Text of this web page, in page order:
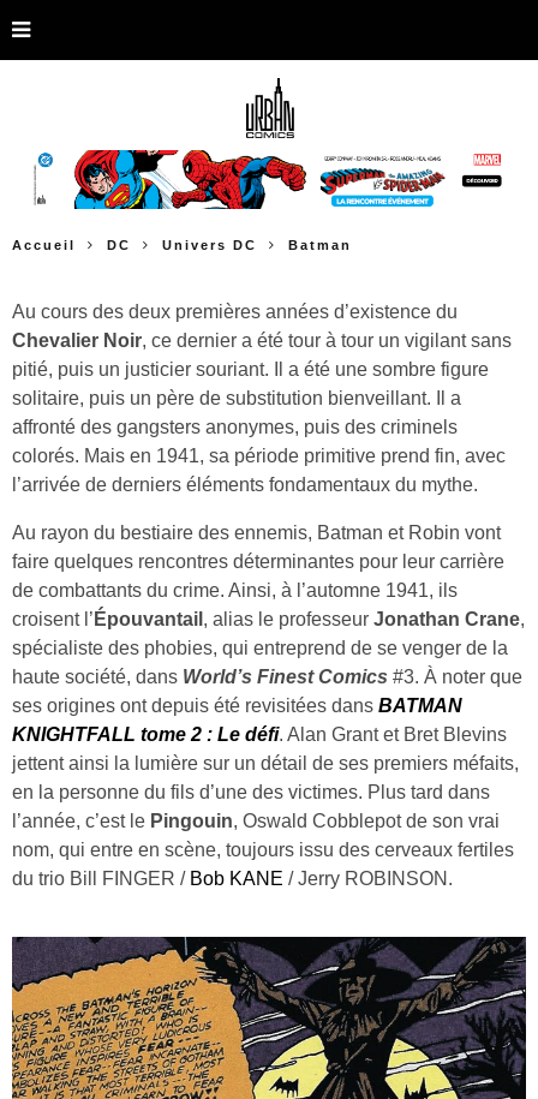
Accueil DC Univers DC Batman
Au cours des deux premières années d’existence du
Chevalier Noir, ce dernier a été tour à tour un vigilant sans
pitié, puis un justicier souriant. Il a été une sombre figure
solitaire, puis un père de substitution bienveillant. Il a
affronté des gangsters anonymes, puis des criminels
colorés. Mais en 1941, sa période primitive prend fin, avec
l’arrivée de derniers éléments fondamentaux du mythe.
Au rayon du bestiaire des ennemis, Batman et Robin vont
faire quelques rencontres déterminantes pour leur carrière
de combattants du crime. Ainsi, à l’automne 1941, ils
croisent l’ Épouvantail , alias le professeur Jonathan Crane,
spécialiste des phobies, qui entreprend de se venger de la
haute société, dans World’s Finest Comics #3. À noter que
ses origines ont depuis été revisitées dans BATMAN
KNIGHTFALL tome 2 : Le défi. Alan Grant et Bret Blevins
jettent ainsi la lumière sur un détail de ses premiers méfaits,
en la personne du fils d’une des victimes. Plus tard dans
l’année, c’est le Pingouin, Oswald Cobblepot de son vrai
nom, qui entre en scène, toujours issu des cerveaux fertiles
du trio Bill FINGER / Bob KANE / Jerry ROBINSON.